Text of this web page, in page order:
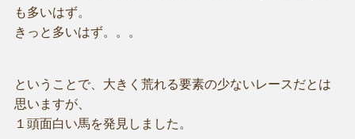
も多いはず。
きっと多いはず。。。
ということで、大きく荒れる要素の少ないレースだとは
思いますが、
１頭面白い馬を発見しました。